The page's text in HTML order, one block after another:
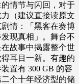
情节与闪回，对于
（建议直接读原文
情：「黑客在赛博
现真相」。舞台不
故事中揭露整个世
耳目一新。有趣的
置有 300 GB 的容
个十年经济型的储